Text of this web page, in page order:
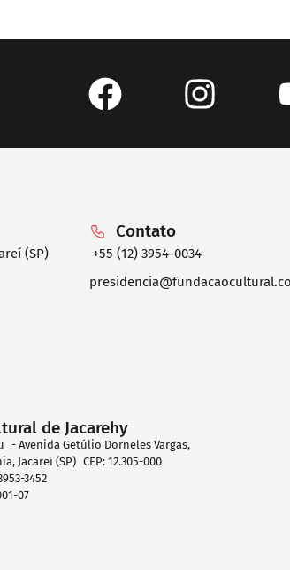
(SP)
Contato
+55 (12) 3954-0034
de Jacarehy
- Avenida Getúlio Dorneles Vargas,
Jacareí (SP) CEP: 12.305-000
3452
07